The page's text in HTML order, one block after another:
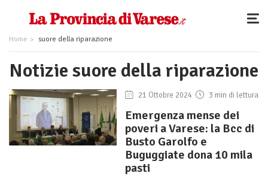
Home suore della riparazione
Notizie suore della riparazione
21 Ottobre 2024 3 min di lettura
Emergenza mense dei
poveri a Varese: la Bcc di
Busto Garolfo e
Buguggiate dona 10 mila
pasti